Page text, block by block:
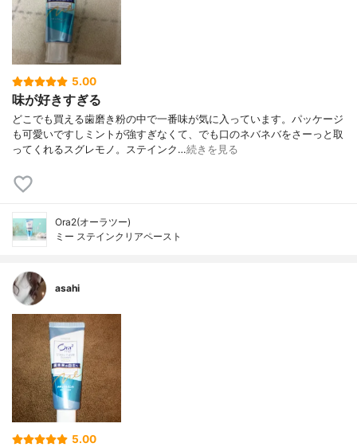
5.00
味が好きすぎる
どこでも買える歯磨き粉の中で一番味が気に入っています。パッケージ
も可愛いですしミントが強すぎなくて、でも口のネバネバをさーっと取
ってくれるスグレモノ。ステインク…続きを見る
Ora2(オーラツー)
ミー ステインクリアペースト
asahi
5.00